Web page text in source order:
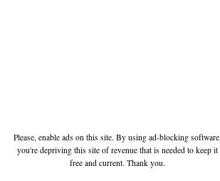
Please, enable ads on this site. By using ad-blocking software,
you're depriving this site of revenue that is needed to keep it
free and current. Thank you.